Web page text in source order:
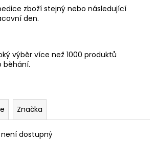
zboží stejný nebo následující
den.
výběr více než 1000 produktů
běhání.
Značka
dostupný